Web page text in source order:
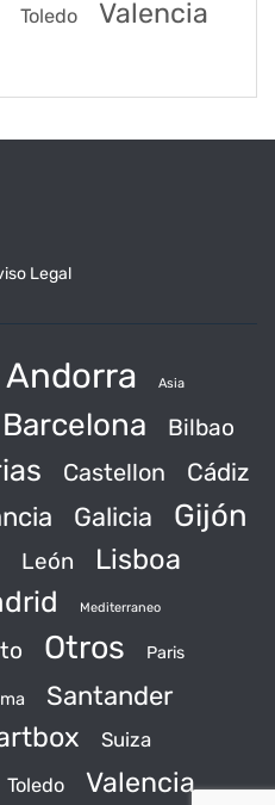
Toledo Valencia
Legal
Andorra Asia
Barcelona Bilbao
Castellon Cádiz
Galicia Gijón
León Lisboa
Mediterraneo
Otros Paris
Santander
Suiza
Toledo Valencia